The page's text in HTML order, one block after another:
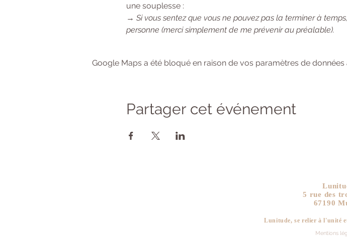
une souplesse :
→ Si vous sentez que vous ne pouvez pas la terminer à
personne (merci simplement de me prévenir au préalable).
Google Maps a été bloqué en raison de vos paramètres de
Partager cet événement
5 rue des
67190
Lunitude, se relier à l'unité
Mentions